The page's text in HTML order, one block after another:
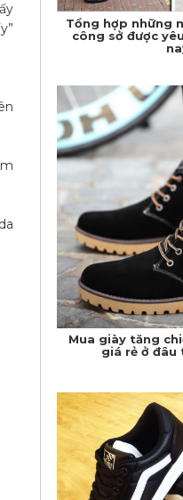
Tổng hợp những
công sở được
Mua giày tăng
giá rẻ ở đâu